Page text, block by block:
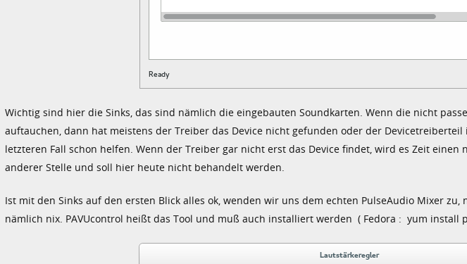
Wichtig sind hier die Sinks, das sind nämlich die eingebauten Soundkarten. Wenn die nicht
auftauchen, dann hat meistens der Treiber das Device nicht gefunden oder der Devicetreiberteil
letzteren Fall schon helfen. Wenn der Treiber gar nicht erst das Device findet, wird es Zeit einen
anderer Stelle und soll hier heute nicht behandelt werden.
Ist mit den Sinks auf den ersten Blick alles ok, wenden wir uns dem echten PulseAudio Mixer
nämlich nix. PAVUcontrol heißt das Tool und muß auch installiert werden ( Fedora : yum install